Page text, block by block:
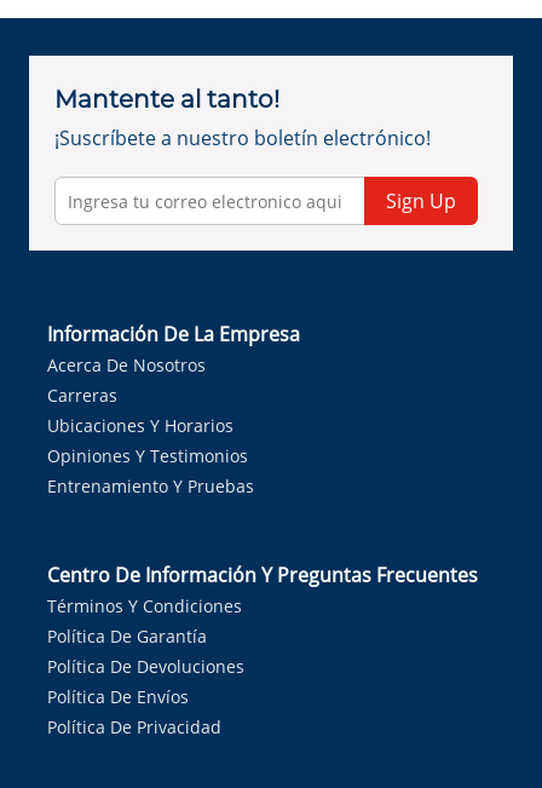
Mantente al tanto!
¡Suscríbete a nuestro boletín electrónico!
Sign Up
Información De La Empresa
Acerca De Nosotros
Carreras
Ubicaciones Y Horarios
Opiniones Y Testimonios
Entrenamiento Y Pruebas
Centro De Información Y Preguntas Frecuentes
Términos Y Condiciones
Política De Garantía
Política De Devoluciones
Política De Envíos
Política De Privacidad